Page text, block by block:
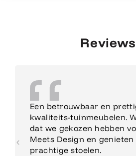
Reviews
Een betrouwbaar en
kwaliteits-tuinmeubelen.
dat we gekozen hebben
Meets Design en genieten
prachtige stoelen.